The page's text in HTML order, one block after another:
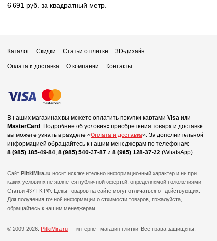
6 691 руб. за квадратный метр.
Каталог Скидки Статьи о плитке 3D-дизайн
Оплата и доставка О компании Контакты
В наших магазинах вы можете оплатить покупки картами Visa или
MasterCard . Подробнее об условиях приобретения товара и доставке
вы можете узнать в разделе «Оплата и доставка». За дополнительной
информацией обращайтесь к нашим менеджерам по телефонам:
8 (985) 185-49-84, 8 (985) 540-37-87 и 8 (985) 128-37-22 (WhatsApp).
Сайт PlitkiMira.ru носит исключительно информационный характер и ни при
каких условиях не является публичной офертой, определяемой положениями
Статьи 437 ГК РФ. Цены товаров на сайте могут отличаться от действующих.
Для получения точной информации о стоимости товаров, пожалуйста,
обращайтесь к нашим менеджерам.
© 2009-2026. PlitkiMira.ru — интернет-магазин плитки. Все права защищены.